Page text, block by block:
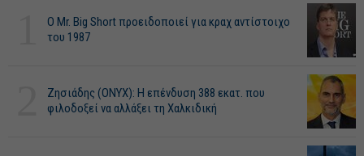
O Mr. Big Short προειδοποιεί για κραχ αντίστοιχο
του 1987
Ζησιάδης (ONYX): Η επένδυση 388 εκατ. που
φιλοδοξεί να αλλάξει τη Χαλκιδική